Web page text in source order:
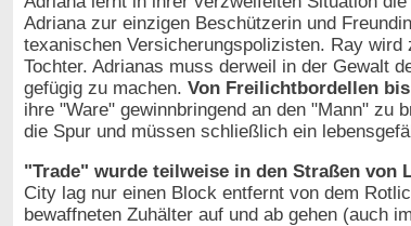
Adriana zur einzigen Beschützerin und
texanischen Versicherungspolizisten. Ray
Tochter. Adrianas muss derweil in der Gewalt
gefügig zu machen. Von Freilichtbordellen
ihre "Ware" gewinnbringend an den "Mann" zu
die Spur und müssen schließlich ein
"Trade" wurde teilweise in den Straßen von
City lag nur einen Block entfernt von dem
bewaffneten Zuhälter auf und ab gehen (auch